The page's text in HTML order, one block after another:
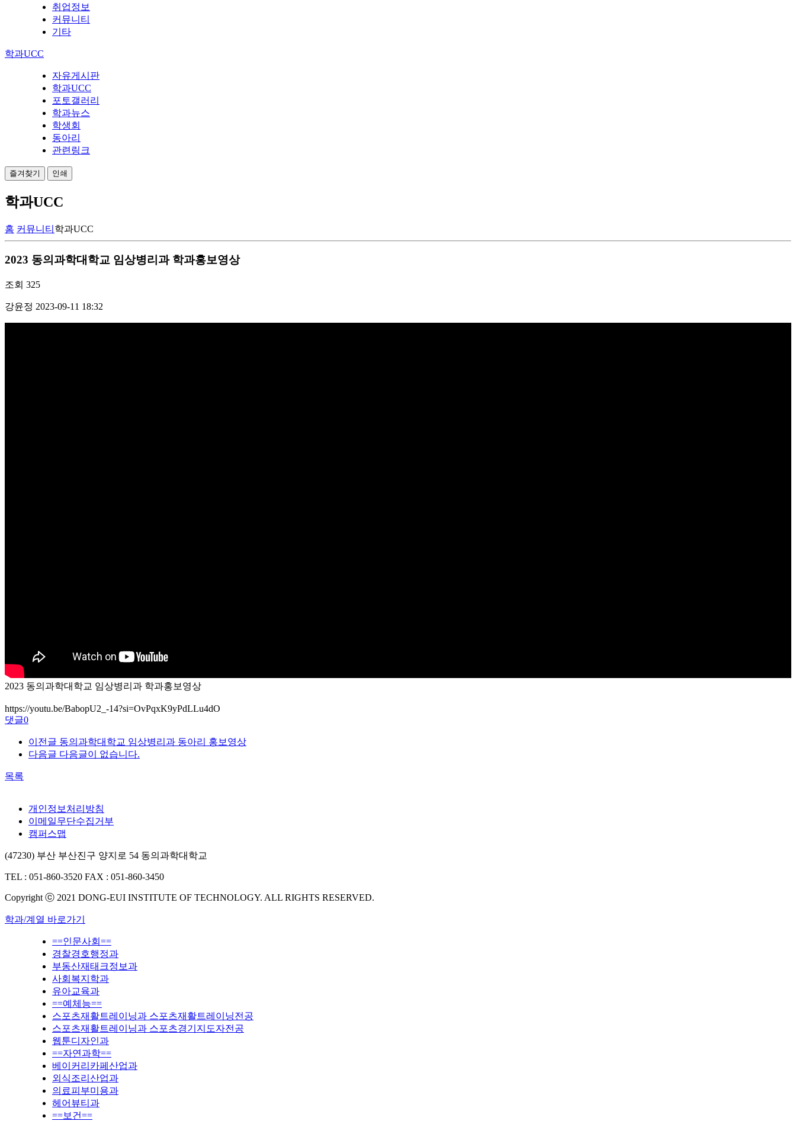
취업정보
커뮤니티
기타
학과UCC
자유게시판
학과UCC
포토갤러리
학과뉴스
학생회
동아리
관련링크
즐겨찾기 인쇄
학과UCC
홈 커뮤니티 학과UCC
2023 동의과학대학교 임상병리과 학과홍보영상
조회 325
강윤정 2023-09-11 18:32
2023 동의과학대학교 임상병리과 학과홍보영상
https://youtu.be/BabopU2_-14?si=OvPqxK9yPdLLu4dO
댓글0
이전글 동의과학대학교 임상병리과 동아리 홍보영상
다음글 다음글이 없습니다.
목록
개인정보처리방침
이메일무단수집거부
캠퍼스맵
(47230) 부산 부산진구 양지로 54 동의과학대학교
TEL : 051-860-3520 FAX : 051-860-3450
Copyright ⓒ 2021 DONG-EUI INSTITUTE OF TECHNOLOGY. ALL RIGHTS RESERVED.
학과/계열 바로가기
==인문사회==
경찰경호행정과
부동산재태크정보과
사회복지학과
유아교육과
==예체능==
스포츠재활트레이닝과 스포츠재활트레이닝전공
스포츠재활트레이닝과 스포츠경기지도자전공
웹툰디자인과
==자연과학==
베이커리카페산업과
외식조리산업과
의료피부미용과
헤어뷰티과
==보건==